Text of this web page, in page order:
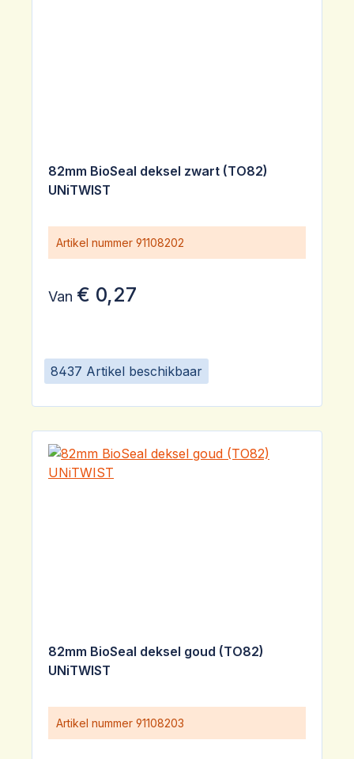
8437 Artikel beschikbaar
82mm BioSeal deksel zwart (TO82)
UNiTWIST
Artikel nummer 91108202
Van € 0,27
82mm BioSeal deksel goud (TO82)
UNiTWIST
Artikel nummer 91108203